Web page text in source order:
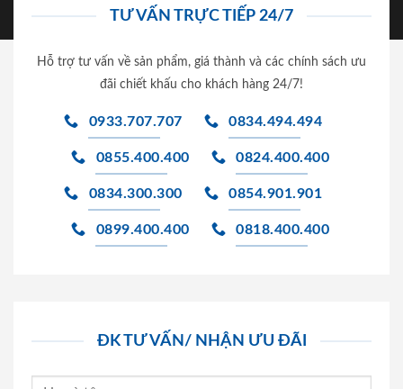
TƯ VẤN TRỰC TIẾP 24/7
Hỗ trợ tư vấn về sản phẩm, giá thành và các chính sách ưu
đãi chiết khấu cho khách hàng 24/7!
0933.707.707 0834.494.494
0855.400.400 0824.400.400
0834.300.300 0854.901.901
0899.400.400 0818.400.400
ĐK TƯ VẤN/ NHẬN ƯU ĐÃI